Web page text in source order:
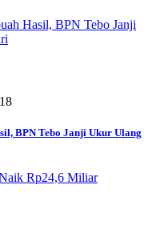
BPN Tebo Janji Ukur Ulang